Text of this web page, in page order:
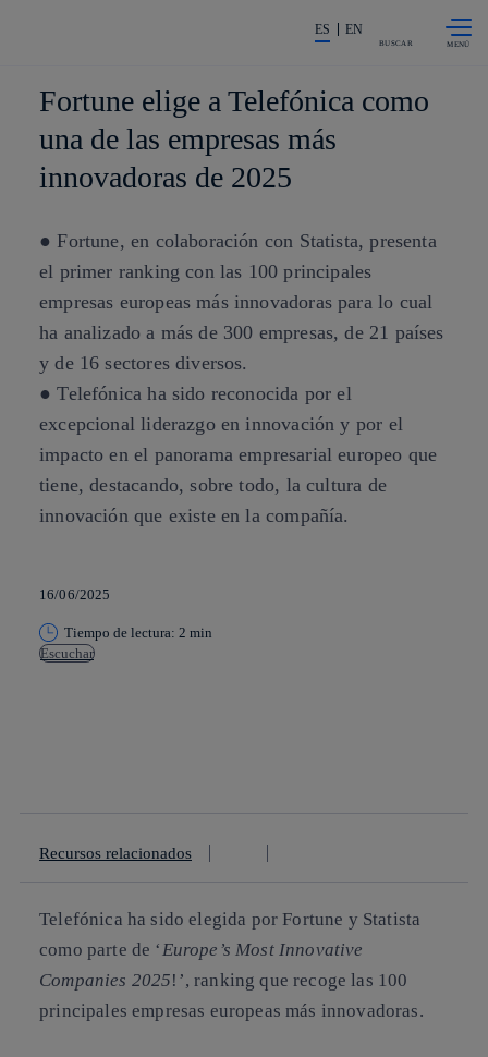
La acción en accionistas e
ES EN
BUSCAR
Fortune elige a Telefónica como
una de las empresas más
innovadoras de 2025
● Fortune, en colaboración con Statista, presenta
el primer ranking con las 100 principales
empresas europeas más innovadoras para lo cual
ha analizado a más de 300 empresas, de 21 países
y de 16 sectores diversos.
● Telefónica ha sido reconocida por el
excepcional liderazgo en innovación y por el
impacto en el panorama empresarial europeo que
tiene, destacando, sobre todo, la cultura de
innovación que existe en la compañía.
16/06/2025
Tiempo de lectura: 2 min
Escuchar
Recursos relacionados
Telefónica ha sido elegida por Fortune y Statista
como parte de ‘Europe’s Most Innovative
Companies 2025!’, ranking que recoge las 100
principales empresas europeas más innovadoras.